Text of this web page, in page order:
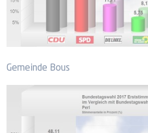
Gemeinde Bous